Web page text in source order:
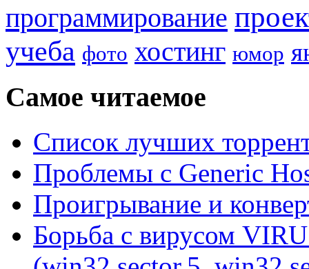
программирование
учеба фото хостинг юмор
Самое читаемое
Список лучших
Проблемы с Generic
Проигрывание и
Борьба с вирусом